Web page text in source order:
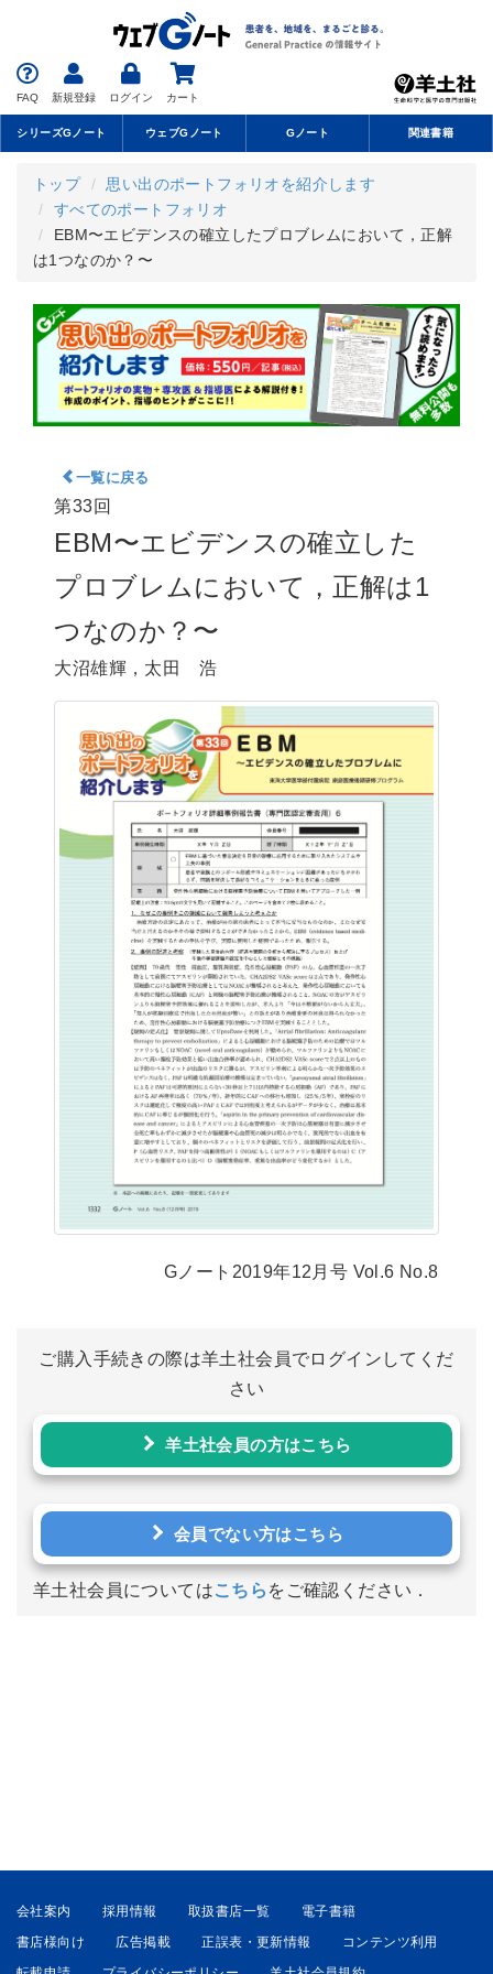
FAQ 新規登録 ログイン カート
シリーズGノート ウェブGノート Gノート 関連書籍
トップ
思い出のポートフォリオを紹介します
すべてのポートフォリオ
EBM〜エビデンスの確立したプロブレムにおいて，正解
は1つなのか？〜
一覧に戻る
第33回
EBM〜エビデンスの確立した
プロブレムにおいて，正解は1
つなのか？〜
大沼雄輝，太田 浩
Gノート2019年12月号 Vol.6 No.8
ご購入手続きの際は羊土社会員でログインしてくだ
さい
羊土社会員の方はこちら
会員でない方はこちら
羊土社会員についてはこちら をご確認ください．
会社案内 採用情報 取扱書店一覧
電子書籍
書店様向け
広告掲載 正誤表・更新情報
コンテンツ利用